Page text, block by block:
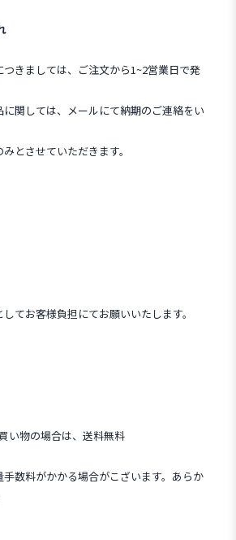
きましては、ご注文から1~2営業日で発
関しては、メールにて納期のご連絡をい
とさせていただきます。
てお客様負担にてお願いいたします。
い物の場合は、送料無料
数料がかかる場合がこざいます。あらか